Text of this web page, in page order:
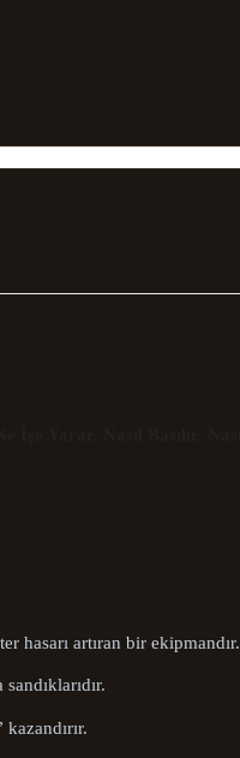
hasarı artıran bir ekipmandır.